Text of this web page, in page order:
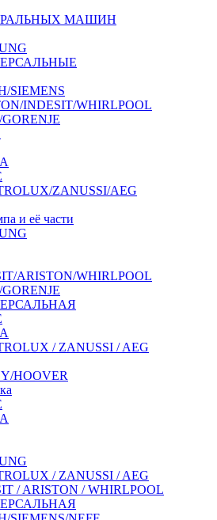
МАШИН
SIEMENS
INDESIT/WHIRLPOOL
ZANUSSI/AEG
и её части
ARISTON/WHIRLPOOL
/ ZANUSSI / AEG
HOOVER
/ ZANUSSI / AEG
/ ARISTON / WHIRLPOOL